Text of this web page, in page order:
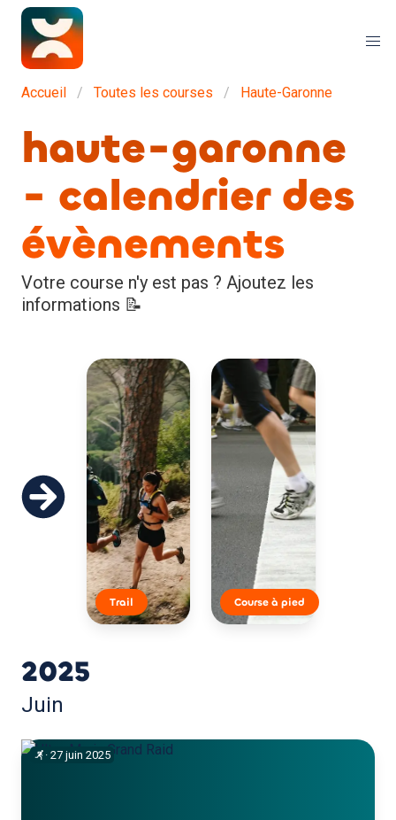
Accueil Toutes les courses Haute-Garonne
haute-garonne
- calendrier des
évènements
Votre course n'y est pas ? Ajoutez les
informations 📝
Trail Course à pied
2025
Juin
· 27 juin 2025